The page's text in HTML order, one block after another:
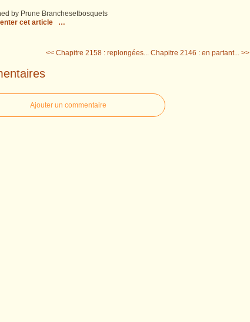
by Prune Branchesetbosquets
cet article
…
<< Chapitre 2158 : replongées... Chapitre 2146 : en partant... >>
Ajouter un commentaire